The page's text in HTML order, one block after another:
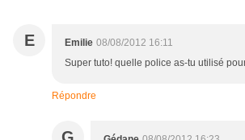
E Emilie 08/08/2012 16:11
Super tuto! quelle police as-tu utilisé
Répondre